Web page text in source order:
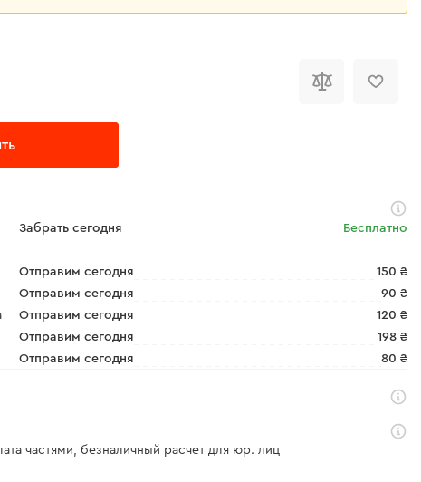
Забрать сегодня
Бесплатно
Отправим сегодня
150 ₴
Отправим сегодня
90 ₴
Отправим сегодня
120 ₴
Отправим сегодня
198 ₴
Отправим сегодня 80 ₴
частями, безналичный расчет для юр. лиц